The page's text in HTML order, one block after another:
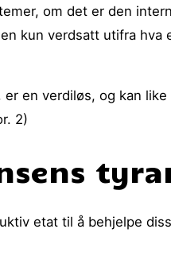
om det er den
kun verdsatt utifra
er en verdiløs, og kan
2)
etat til å behjelpe